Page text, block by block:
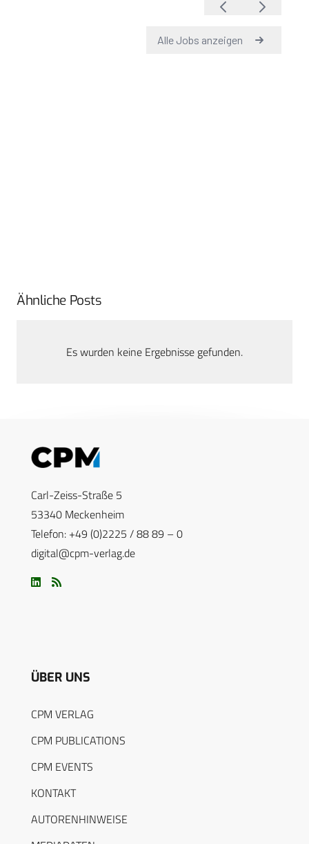
Ähnliche Posts
Es wurden keine Ergebnisse gefunden.
Carl-Zeiss-Straße 5
53340 Meckenheim
Telefon: +49 (0)2225 / 88 89 – 0
digital@cpm-verlag.de
ÜBER UNS
CPM VERLAG
CPM PUBLICATIONS
CPM EVENTS
KONTAKT
AUTORENHINWEISE